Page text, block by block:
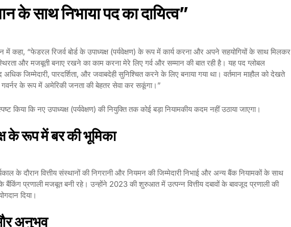
के साथ निभाया पद का दायित्व”
कहा, “फेडरल रिजर्व बोर्ड के उपाध्यक्ष (पर्यवेक्षण) के रूप में कार्य करना और अपने सहयोगियों के साथ मिलकर
और मजबूती बनाए रखने का काम करना मेरे लिए गर्व और सम्मान की बात रही है। यह पद ग्लोबल
जिम्मेदारी, पारदर्शिता, और जवाबदेही सुनिश्चित करने के लिए बनाया गया था। वर्तमान माहौल को देखते
के रूप में अमेरिकी जनता की बेहतर सेवा कर सकूंगा।”
किया कि नए उपाध्यक्ष (पर्यवेक्षण) की नियुक्ति तक कोई बड़ा नियामकीय कदम नहीं उठाया जाएगा।
के रूप में बर की भूमिका
के दौरान वित्तीय संस्थानों की निगरानी और नियमन की जिम्मेदारी निभाई और अन्य बैंक नियामकों के साथ
बैंकिंग प्रणाली मजबूत बनी रहे। उन्होंने 2023 की शुरुआत में उत्पन्न वित्तीय दबावों के बावजूद प्रणाली की
दिया।
अनुभव